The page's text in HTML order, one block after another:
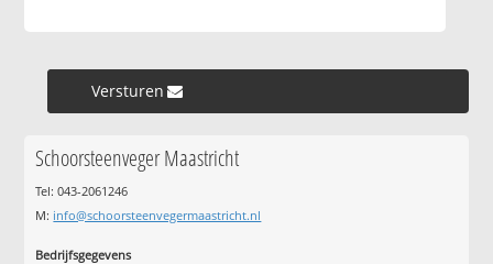
Versturen »
Schoorsteenveger Maastricht
Tel: 043-2061246
M: info@schoorsteenvegermaastricht.nl
Bedrijfsgegevens